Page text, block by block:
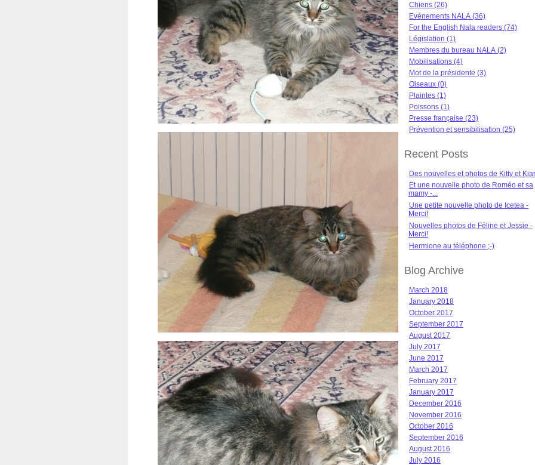
Chiens (26)
Evènements NALA (36)
For the English Nala readers (74)
Législation (1)
Membres du bureau NALA (2)
Mobilisations (4)
Mot de la présidente (3)
Oiseaux (0)
Plaintes (1)
Poissons (1)
Presse française (23)
Prévention et sensibilisation (25)
Recent Posts
Des nouvelles et photos de Kitty et
Et une nouvelle photo de Roméo et sa
mamy -...
Une petite nouvelle photo de Icetea -
Merci!
Nouvelles photos de Féline et Jessie -
Merci!
Hermione au téléphone ;-)
Blog Archive
March 2018
January 2018
October 2017
September 2017
August 2017
July 2017
June 2017
March 2017
February 2017
January 2017
December 2016
November 2016
October 2016
September 2016
August 2016
July 2016